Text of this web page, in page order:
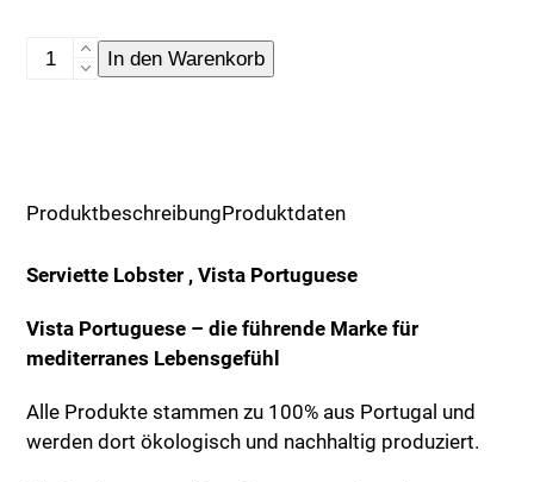
Serviette In den Warenkorb
ProduktbeschreibungProduktdaten
Serviette Lobster ,Vista Portuguese
Vista Portuguese – die führende Marke für
mediterranes Lebensgefühl
Alle Produkte stammen zu 100% aus Portugal und
werden dort ökologisch und nachhaltig produziert.